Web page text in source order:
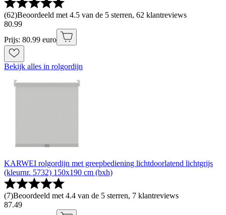
(62)Beoordeeld met 4.5 van de 5 sterren, 62 klantreviews
80.99
Prijs: 80.99 euro
Bekijk alles in rolgordijn
KARWEI rolgordijn met greepbediening lichtdoorlatend lichtgrijs
(kleurnr. 5732) 150x190 cm (bxh)
(7)Beoordeeld met 4.4 van de 5 sterren, 7 klantreviews
87.49